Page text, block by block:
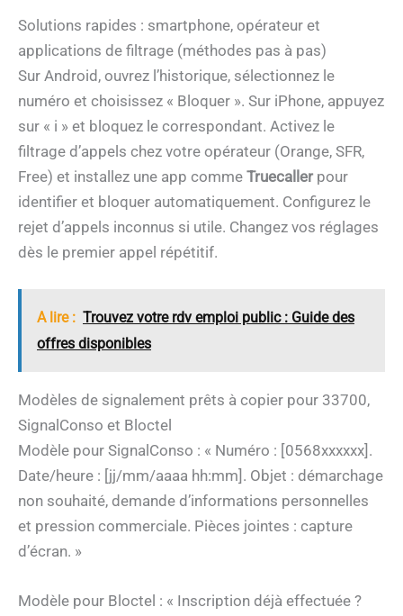
Solutions rapides : smartphone, opérateur et
applications de filtrage (méthodes pas à pas)
Sur Android, ouvrez l’historique, sélectionnez le
numéro et choisissez « Bloquer ». Sur iPhone, appuyez
sur « i » et bloquez le correspondant. Activez le
filtrage d’appels chez votre opérateur (Orange, SFR,
Free) et installez une app comme Truecallerpour
identifier et bloquer automatiquement. Configurez le
rejet d’appels inconnus si utile. Changez vos réglages
dès le premier appel répétitif.
A lire : Trouvez votre rdv emploi public : Guide des
offres disponibles
Modèles de signalement prêts à copier pour 33700,
SignalConso et Bloctel
Modèle pour SignalConso : « Numéro : [0568xxxxxx].
Date/heure : [jj/mm/aaaa hh:mm]. Objet : démarchage
non souhaité, demande d’informations personnelles
et pression commerciale. Pièces jointes : capture
d’écran. »
Modèle pour Bloctel : « Inscription déjà effectuée ?